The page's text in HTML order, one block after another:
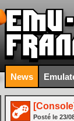
News
Posté le 23/